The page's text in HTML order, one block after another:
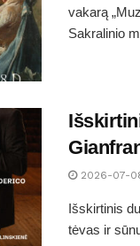
vakarą
Sakralinio
2026-07-
Išskirtinis
tėvas ir